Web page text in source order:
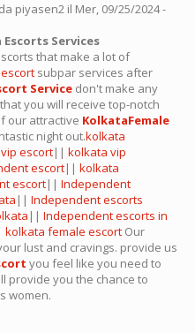
piyasen2 il Mer, 09/25/2024 -
Services
that make a lot of
subpar services after
Service don't make any
you will receive top-notch
our attractive KolkataFemale
night out.kolkata
escort|| kolkata vip
escort|| kolkata
escort|| Independent
|| Independent escorts
|| Independent escorts in
kolkata female escort Our
lust and cravings. provide us
you feel like you need to
provide you the chance to
women.